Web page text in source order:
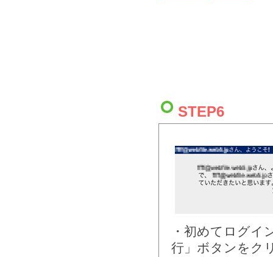
STEP6
・初めてログイ
行」ボタンをク